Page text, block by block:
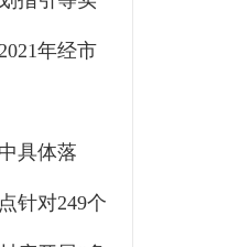
年经市
具体落
针对249个